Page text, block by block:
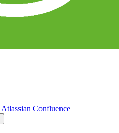
Atlassian Confluence